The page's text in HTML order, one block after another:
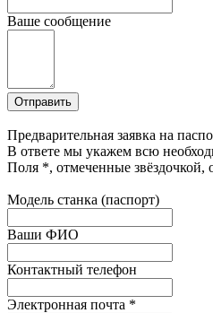
Ваше сообщение
Предварительная заявка на
В ответе мы укажем всю
Поля *, отмеченные звёздочкой,
Модель станка (паспорт)
Ваши ФИО
Контактный телефон
Электронная почта *